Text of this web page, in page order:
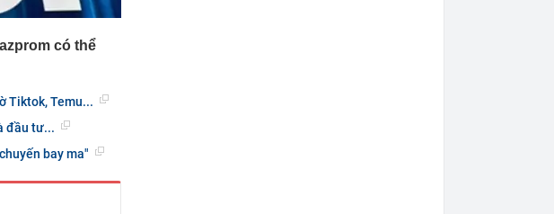
có thể
Tiktok, Temu...
đầu tư...
bay ma"